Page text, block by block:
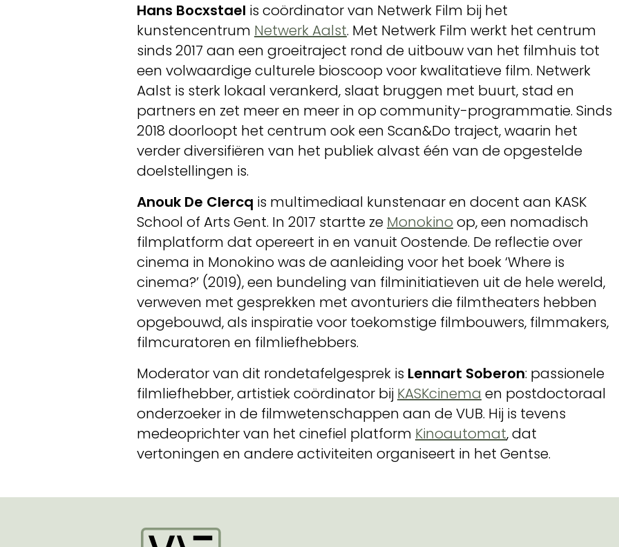
Hans Bocxstael is coördinator van Netwerk Film bij het
kunstencentrum Netwerk Aalst. Met Netwerk Film werkt het centrum
sinds 2017 aan een groeitraject rond de uitbouw van het filmhuis tot
een volwaardige culturele bioscoop voor kwalitatieve film. Netwerk
Aalst is sterk lokaal verankerd, slaat bruggen met buurt, stad en
partners en zet meer en meer in op community-programmatie. Sinds
2018 doorloopt het centrum ook een Scan&Do traject, waarin het
verder diversifiëren van het publiek alvast één van de opgestelde
doelstellingen is.
Anouk De Clercq is multimediaal kunstenaar en docent aan KASK
School of Arts Gent. In 2017 startte ze Monokino op, een nomadisch
filmplatform dat opereert in en vanuit Oostende. De reflectie over
cinema in Monokino was de aanleiding voor het boek ‘Where is
cinema?’ (2019), een bundeling van filminitiatieven uit de hele wereld,
verweven met gesprekken met avonturiers die filmtheaters hebben
opgebouwd, als inspiratie voor toekomstige filmbouwers, filmmakers,
filmcuratoren en filmliefhebbers.
Moderator van dit rondetafelgesprek is Lennart Soberon: passionele
filmliefhebber, artistiek coördinator bij KASKcinema en postdoctoraal
onderzoeker in de filmwetenschappen aan de VUB. Hij is tevens
medeoprichter van het cinefiel platform Kinoautomat, dat
vertoningen en andere activiteiten organiseert in het Gentse.